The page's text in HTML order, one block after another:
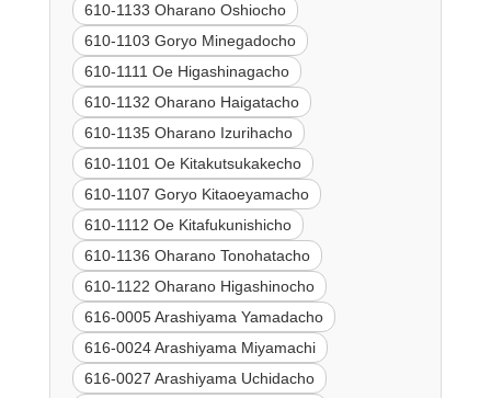
610-1133 Oharano Oshiocho
610-1103 Goryo Minegadocho
610-1111 Oe Higashinagacho
610-1132 Oharano Haigatacho
610-1135 Oharano Izurihacho
610-1101 Oe Kitakutsukakecho
610-1107 Goryo Kitaoeyamacho
610-1112 Oe Kitafukunishicho
610-1136 Oharano Tonohatacho
610-1122 Oharano Higashinocho
616-0005 Arashiyama Yamadacho
616-0024 Arashiyama Miyamachi
616-0027 Arashiyama Uchidacho